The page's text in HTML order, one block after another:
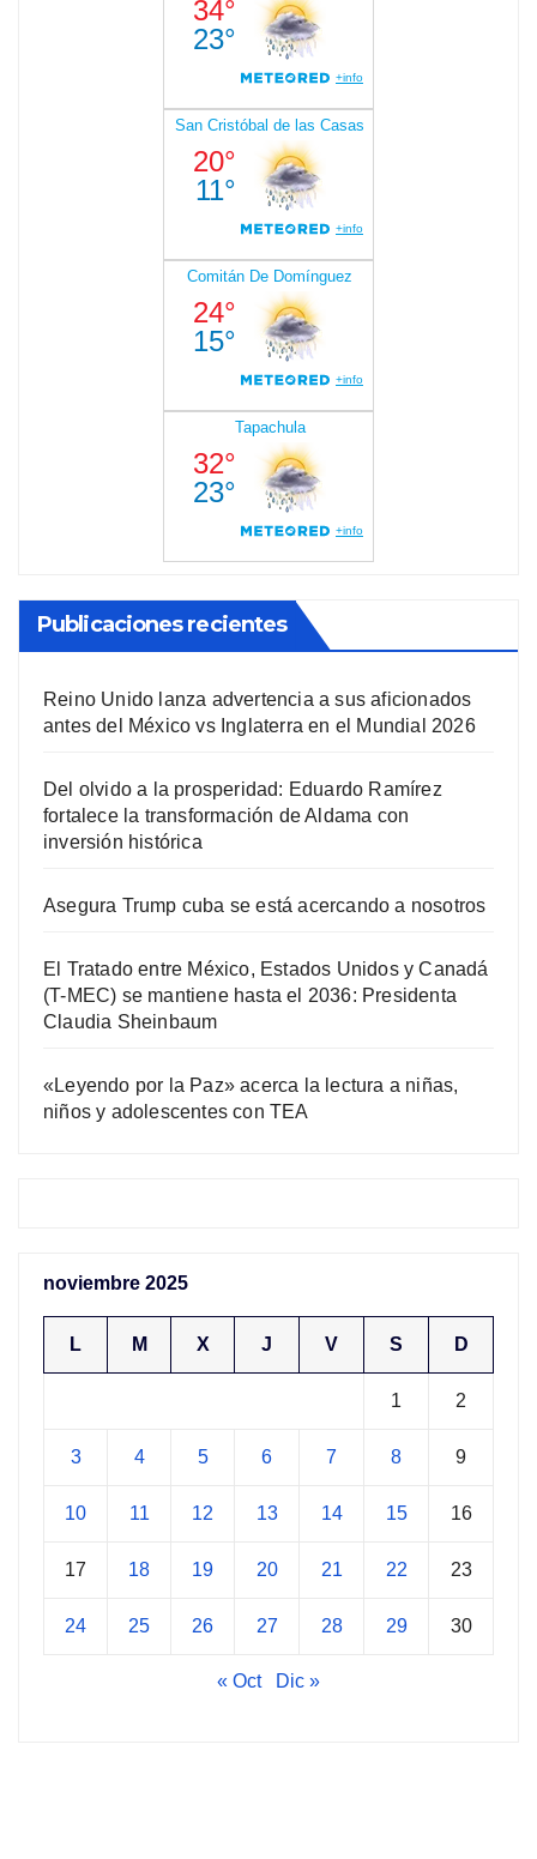
Publicaciones recientes
Reino Unido lanza advertencia a sus aficionados
antes del México vs Inglaterra en el Mundial 2026
Del olvido a la prosperidad: Eduardo Ramírez
fortalece la transformación de Aldama con
inversión histórica
Asegura Trump cuba se está acercando a nosotros
El Tratado entre México, Estados Unidos y Canadá
(T-MEC) se mantiene hasta el 2036: Presidenta
Claudia Sheinbaum
«Leyendo por la Paz» acerca la lectura a niñas,
niños y adolescentes con TEA
noviembre 2025
L M X J V S D
1 2
3 4 5 6 7 8 9
10 11 12 13 14 15 16
17 18 19 20 21 22 23
24 25 26 27 28 29 30
« Oct Dic »